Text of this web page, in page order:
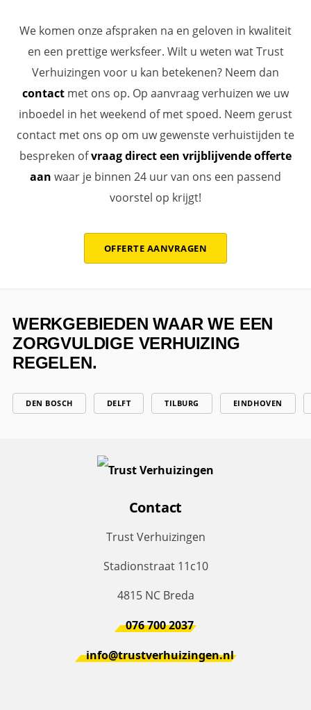
We komen onze afspraken na en geloven in kwaliteit
en een prettige werksfeer. Wilt u weten wat Trust
Verhuizingen voor u kan betekenen? Neem dan
contact met ons op. Op aanvraag verhuizen we uw
inboedel in het weekend of met spoed. Neem gerust
contact met ons op om uw gewenste verhuistijden te
bespreken ofvraag direct een vrijblijvende offerte
aan waar je binnen 24 uur van ons een passend
voorstel op krijgt!
OFFERTE AANVRAGEN
WERKGEBIEDEN WAAR WE EEN
ZORGVULDIGE VERHUIZING
REGELEN.
DEN BOSCH DELFT TILBURG EINDHOVEN
Contact
Trust Verhuizingen
Stadionstraat 11c10
4815 NC Breda
076 700 2037
info@trustverhuizingen.nl